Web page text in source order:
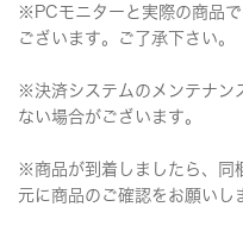
※PCモニターと実際の商品
ございます。ご了承下さい。
※決済システムのメンテナン
ない場合がございます。
※商品が到着しましたら、同
元に商品のご確認をお願いし